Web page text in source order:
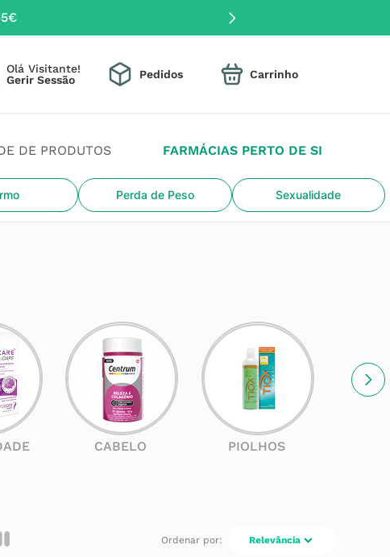
DE PRODUTOS FARMÁCIAS PERTO DE SI
Perda de Peso Sexualidade
Olá Visitante! Pedidos
CABELO PIOLHOS
Relevância